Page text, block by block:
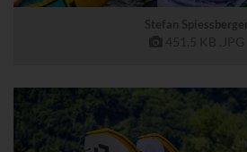
Stefan Spiessberger